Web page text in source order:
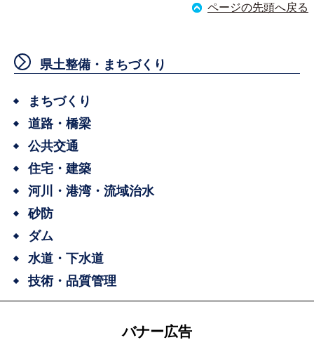
ページの先頭へ戻る
県土整備・まちづくり
まちづくり
道路・橋梁
公共交通
住宅・建築
河川・港湾・流域治水
砂防
ダム
水道・下水道
技術・品質管理
バナー広告